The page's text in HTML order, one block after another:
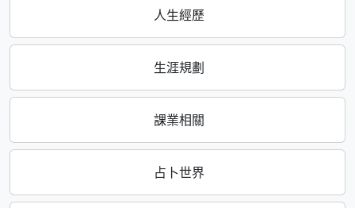
人生經歷
生涯規劃
課業相關
占卜世界